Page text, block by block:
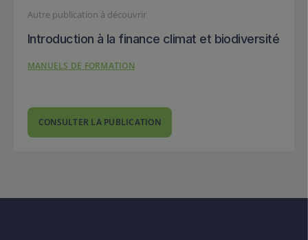
Autre publication à découvrir
Introduction à la finance climat et biodiversité
MANUELS DE FORMATION
CONSULTER LA PUBLICATION